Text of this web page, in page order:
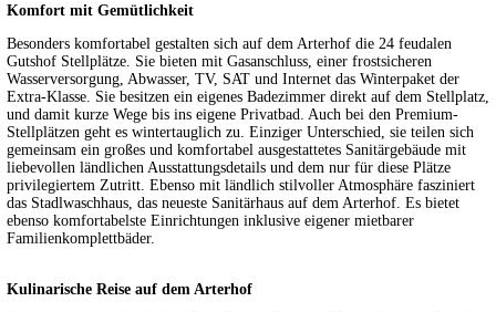
Komfort mit Gemütlichkeit
Besonders komfortabel gestalten sich auf dem Arterhof die 24 feudalen
Gutshof Stellplätze. Sie bieten mit Gasanschluss, einer frostsicheren
Wasserversorgung, Abwasser, TV, SAT und Internet das Winterpaket der
Extra-Klasse. Sie besitzen ein eigenes Badezimmer direkt auf dem Stellplatz,
und damit kurze Wege bis ins eigene Privatbad. Auch bei den Premium-
Stellplätzen geht es wintertauglich zu. Einziger Unterschied, sie teilen sich
gemeinsam ein großes und komfortabel ausgestattetes Sanitärgebäude mit
liebevollen ländlichen Ausstattungsdetails und dem nur für diese Plätze
privilegiertem Zutritt. Ebenso mit ländlich stilvoller Atmosphäre fasziniert
das Stadlwaschhaus, das neueste Sanitärhaus auf dem Arterhof. Es bietet
ebenso komfortabelste Einrichtungen inklusive eigener mietbarer
Familienkomplettbäder.
Kulinarische Reise auf dem Arterhof